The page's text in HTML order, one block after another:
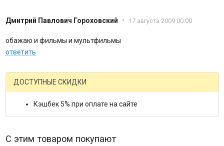
Дмитрий Павлович Гороховский • 17 августа 2009 00:00
обажаю и фильмы и мультфильмы
ответить
ДОСТУПНЫЕ СКИДКИ
Кэшбек 5% при оплате на сайте
С этим товаром покупают